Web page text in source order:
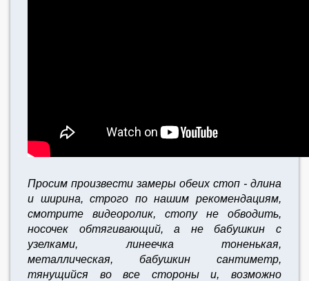
Просим произвести замеры обеих стоп - длина
и ширина, строго по нашим рекомендациям,
смотрите видеоролик, стопу не обводить,
носочек обтягивающий, а не бабушкин с
узелками, линеечка тоненькая,
металлическая, бабушкин сантиметр,
тянущийся во все стороны и, возможно